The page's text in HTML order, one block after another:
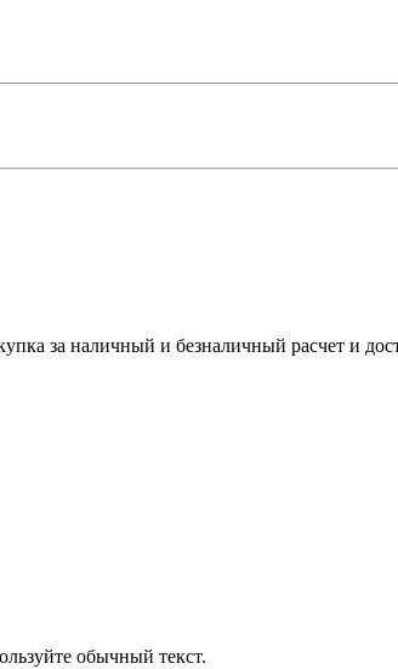
за наличный и безналичный расчет и
обычный текст.